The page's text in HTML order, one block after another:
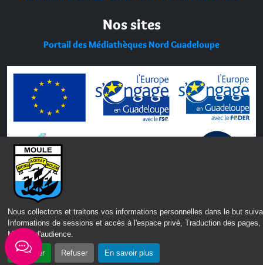
Nous collectons et traitons vos informations personnelles dans le but
Informations de sessions et accès à l'espace privé, Traduction des pages,
Mesure d'audience.
Accepter Refuser En savoir plus
Nos sites
Portail des Médiathèques Nord Guadeloupe
CONTACT MENTIONS LÉGALES
POLITIQUE DE CONFIDENTIALITÉ
ACCESSIBILITÉ : PARTIELLEMENT CONFORME